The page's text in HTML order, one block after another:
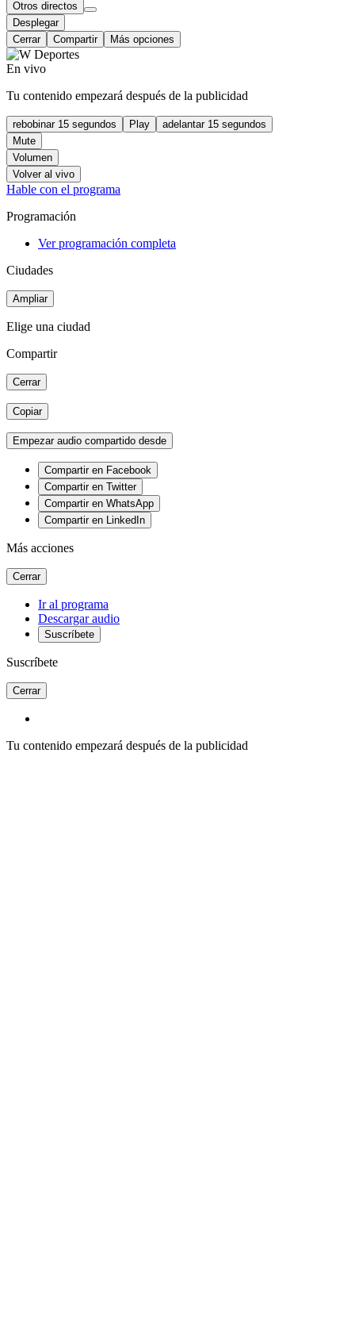
Otros directos
Desplegar
Cerrar
Compartir Más opciones
En vivo
Tu contenido empezará después de la publicidad
rebobinar 15 segundos Play
adelantar 15 segundos
Mute
Volumen
Volver al vivo
Hable con el programa
Programación
Ver programación completa
Ciudades
Ampliar
Elige una ciudad
Compartir
Cerrar
Copiar
Empezar audio compartido desde
Compartir en Facebook
Compartir en Twitter
Compartir en WhatsApp
Compartir en LinkedIn
Más acciones
Cerrar
Ir al programa
Descargar audio
Suscríbete
Suscríbete
Cerrar
Tu contenido empezará después de la publicidad